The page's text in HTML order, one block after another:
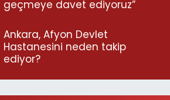
geçmeye davet ediyoruz”
Ankara, Afyon Devlet
Hastanesini neden takip
ediyor?